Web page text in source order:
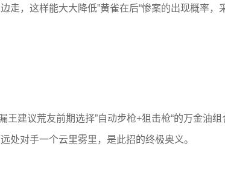
走，这样能大大降低”黄雀在后“惨案的出现概率，
建议荒友前期选择”自动步枪+狙击枪“的万金油组
处对手一个云里雾里，是此招的终极奥义。